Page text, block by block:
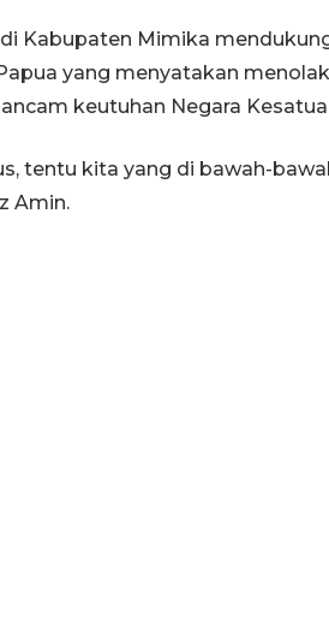
Kabupaten Mimika
yang menyatakan
keutuhan Negara
tentu kita yang di bawah-
Amin.